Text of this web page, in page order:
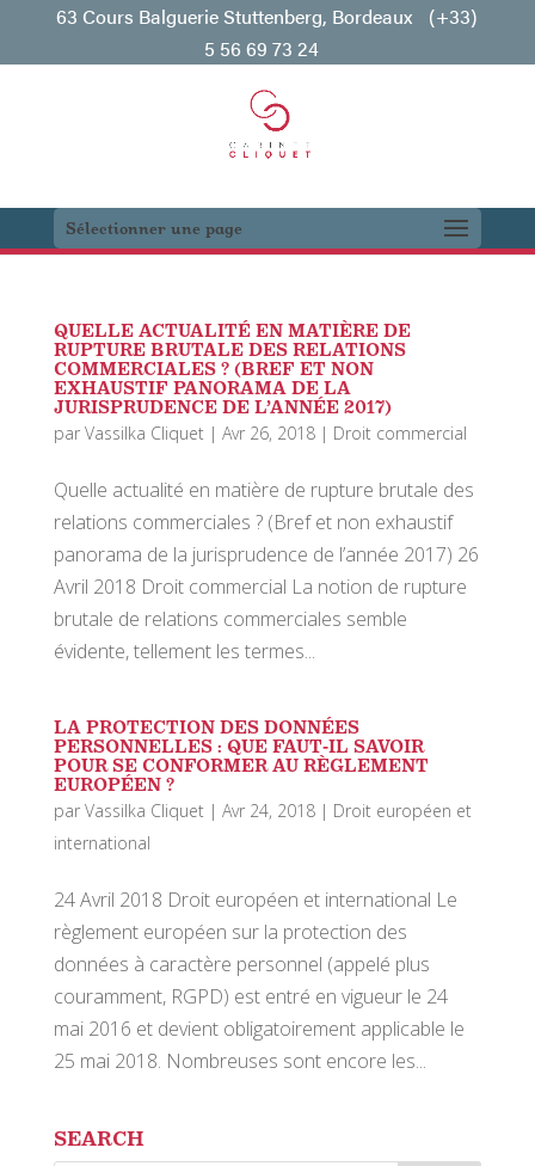
63 Cours Balguerie Stuttenberg, Bordeaux
(+33)
5 56 69 73 24
Sélectionner une page
QUELLE ACTUALITÉ EN MATIÈRE DE
RUPTURE BRUTALE DES RELATIONS
COMMERCIALES ? (BREF ET NON
EXHAUSTIF PANORAMA DE LA
JURISPRUDENCE DE L’ANNÉE 2017)
par Vassilka Cliquet| Avr 26, 2018| Droit commercial
Quelle actualité en matière de rupture brutale des
relations commerciales ? (Bref et non exhaustif
panorama de la jurisprudence de l’année 2017) 26
Avril 2018 Droit commercial La notion de rupture
brutale de relations commerciales semble
évidente, tellement les termes...
LA PROTECTION DES DONNÉES
PERSONNELLES : QUE FAUT-IL SAVOIR
POUR SE CONFORMER AU RÈGLEMENT
EUROPÉEN ?
par Vassilka Cliquet| Avr 24, 2018| Droit européen et
international
24 Avril 2018 Droit européen et international Le
règlement européen sur la protection des
données à caractère personnel (appelé plus
couramment, RGPD) est entré en vigueur le 24
mai 2016 et devient obligatoirement applicable le
25 mai 2018. Nombreuses sont encore les...
SEARCH